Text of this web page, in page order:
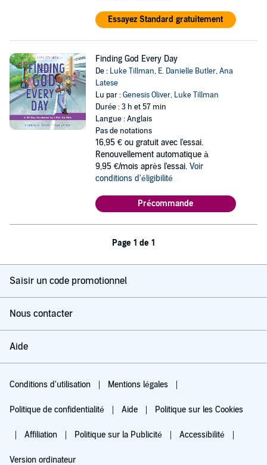
Essayez Standard gratuitement
Finding God Every Day
De : Luke Tillman, E. Danielle Butler,Ana
Latese
Lu par :Genesis Oliver, Luke Tillman
Durée : 3 h et 57 min
Langue : Anglais
Pas de notations
16,95 € ou gratuit avec l'essai.
Renouvellement automatique à
9,95 €/mois après l'essai. Voir
conditions d'éligibilité
Précommande
Page 1 de 1
Saisir un code promotionnel
Nous contacter
Aide
Conditions d'utilisation Mentions légales
Politique de confidentialité Aide Politique sur les Cookies
Affiliation Politique sur la Publicité Accessibilité
Version ordinateur